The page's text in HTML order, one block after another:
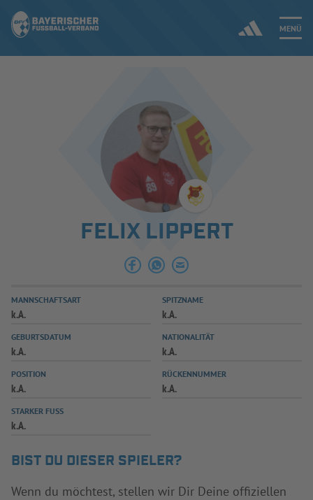
MENÜ
ERGEBNISSE & WETTBEWERBE
SPIELBETRIEB & VERBANDSLEBEN
AUSBILDUNG & FÖRDERUNG
SPIELPLUS
FELIX LIPPERT
MANNSCHAFTSART
k.A.
SPITZNAME
k.A.
GEBURTSDATUM
k.A.
NATIONALITÄT
k.A.
POSITION
k.A.
RÜCKENNUMMER
k.A.
STARKER FUSS
k.A.
BIST DU DIESER SPIELER?
Wenn du möchtest, stellen wir Dir Deine offiziellen